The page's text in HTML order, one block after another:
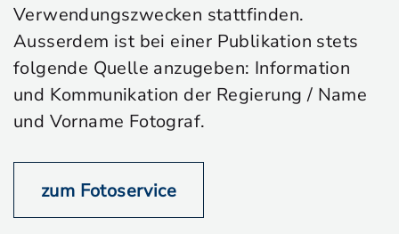
Verwendungszwecken stattfinden.
Ausserdem ist bei einer Publikation stets
folgende Quelle anzugeben: Information
und Kommunikation der Regierung / Name
und Vorname Fotograf.
zum Fotoservice